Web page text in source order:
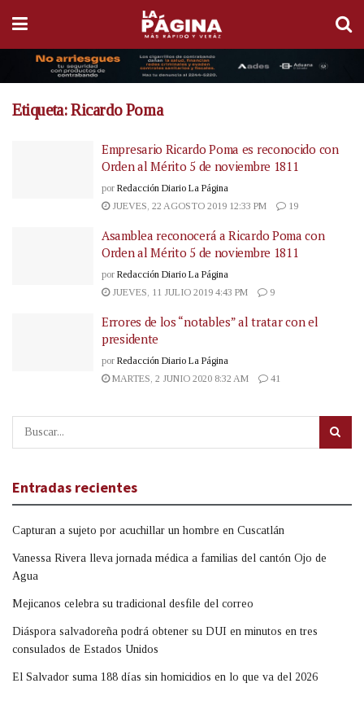
Etiqueta:Ricardo Poma
Empresario Ricardo Poma es reconocido con
Orden al Mérito 5 de noviembre 1811
por Redacción Diario La Página
JUEVES, 22 AGOSTO 2019 12:33 PM
19
Asamblea reconocerá a Ricardo Poma con
Orden al Mérito 5 de noviembre 1811
por Redacción Diario La Página
JUEVES, 11 JULIO 2019 4:43 PM
9
Errores de los “notables” al tratar con el
presidente
por Redacción Diario La Página
MARTES, 2 JUNIO 2020 8:32 AM
41
Entradas recientes
Capturan a sujeto por acuchillar un hombre en Cuscatlán
Vanessa Rivera lleva jornada médica a familias del cantón Ojo de
Agua
Mejicanos celebra su tradicional desfile del correo
Diáspora salvadoreña podrá obtener su DUI en minutos en tres
consulados de Estados Unidos
El Salvador suma 188 días sin homicidios en lo que va del 2026